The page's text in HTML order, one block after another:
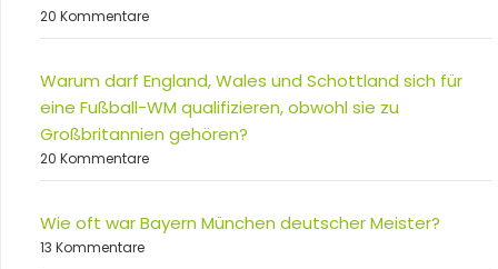
20 Kommentare
Warum darf England, Wales und Schottland sich für
eine Fußball-WM qualifizieren, obwohl sie zu
Großbritannien gehören?
20 Kommentare
Wie oft war Bayern München deutscher Meister?
13 Kommentare